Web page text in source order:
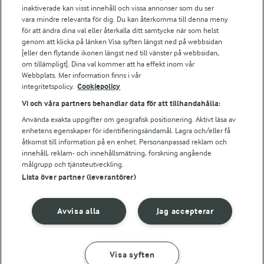
GÖR SÅ HÄR INGREDIENSER
Arla.com
Falbygdens Ost
Arla webbshop
Bildbank
Följ oss
© 2026 Arla Foods
Ändra cookie-inställningar
inaktiverade kan visst innehåll och vissa annonser som du ser
vara mindre relevanta för dig. Du kan återkomma till denna meny
för att ändra dina val eller återkalla ditt samtycke när som helst
genom att klicka på länken Visa syften längst ned på webbsidan
[eller den flytande ikonen längst ned till vänster på webbsidan,
om tillämpligt]. Dina val kommer att ha effekt inom vår
Webbplats. Mer information finns i vår
integritetspolicy. Cookiepolicy
Vi och våra partners behandlar data för att tillhandahålla:
Använda exakta uppgifter om geografisk positionering. Aktivt läsa av
enhetens egenskaper för identifieringsändamål. Lagra och/eller få
åtkomst till information på en enhet. Personanpassad reklam och
innehåll, reklam- och innehållsmätning, forskning angående
målgrupp och tjänsteutveckling.
Lista över partner (leverantörer)
Jag accepterar
Avvisa alla
Visa syften